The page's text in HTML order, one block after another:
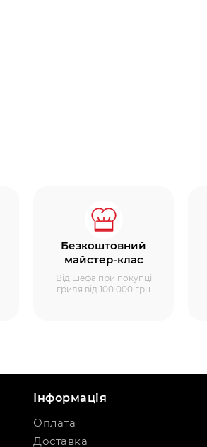
Безкоштовний
майстер-клас
Від шефа при покупці
гриля від 100 000 грн
Інформація
Оплата
Доставка